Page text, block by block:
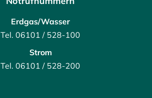
Erdgas/Wasser
Tel. 06101 / 528-100
Strom
Tel. 06101 / 528-200